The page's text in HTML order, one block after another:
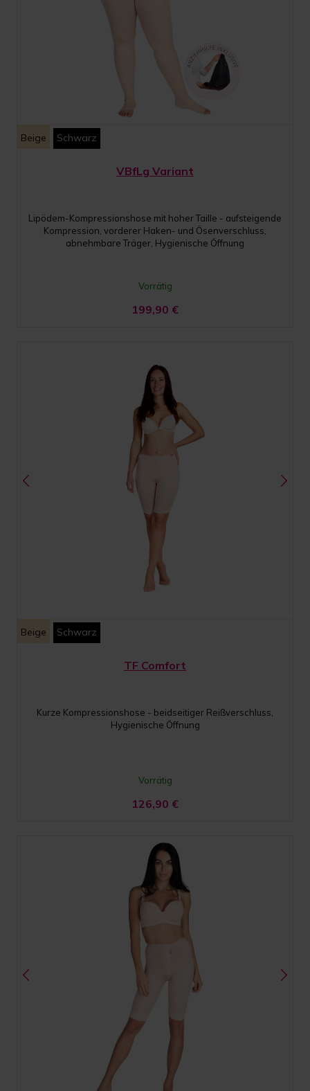
Beige Schwarz
VBfLg Variant
Lipödem-Kompressionshose mit hoher Taille - aufsteigende
Kompression, vorderer Haken- und Ösenverschluss,
abnehmbare Träger, Hygienische Öffnung
Vorrätig
199,90 €
Beige Schwarz
TF Comfort
Kurze Kompressionshose - beidseitiger Reißverschluss,
Hygienische Öffnung
Vorrätig
126,90 €